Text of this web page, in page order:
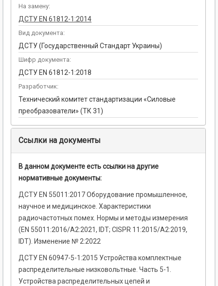
На замену:
ДСТУ EN 61812-1:2014
Вид документа:
ДСТУ (Государственный Стандарт Украины)
Шифр документа:
ДСТУ EN 61812-1:2018
Разработчик:
Технический комитет стандартизации «Силовые
преобразователи» (ТК 31)
Ссылки на документы
В данном документе есть ссылки на другие
нормативные документы:
ДСТУ EN 55011:2017 Оборудование промышленное,
научное и медицинское. Характеристики
радиочастотных помех. Нормы и методы измерения
(EN 55011:2016/A2:2021, IDT; CISPR 11:2015/A2:2019,
IDT). Изменение № 2:2022
ДСТУ EN 60947-5-1:2015 Устройства комплектные
распределительные низковольтные. Часть 5-1.
Устройства распределительных цепей и